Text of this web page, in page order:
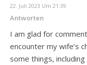
22. Juli 2023 Um 21:39
Antworten
I am glad for
encounter my wife’s
some things,